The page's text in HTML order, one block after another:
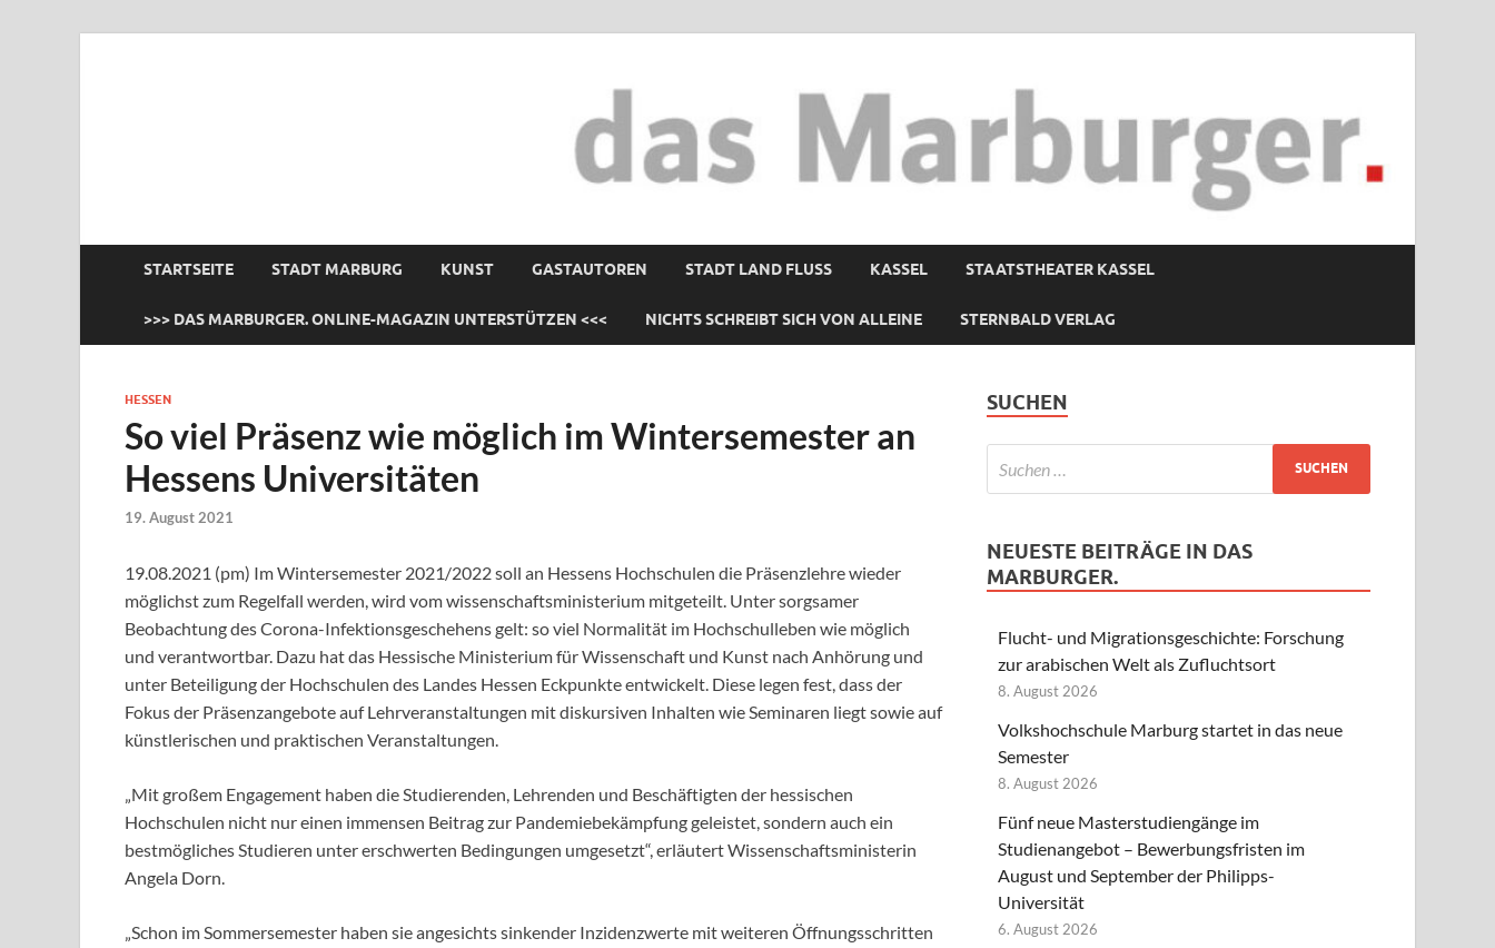
STARTSEITE STADT MARBURG KUNST GASTAUTOREN STADT LAND FLUSS KASSEL STAATSTHEATER KASSEL
>>> DAS MARBURGER. ONLINE-MAGAZIN UNTERSTÜTZEN <<< NICHTS SCHREIBT SICH VON ALLEINE STERNBALD VERLAG
HESSEN
So viel Präsenz wie möglich im Wintersemester an
Hessens Universitäten
19. August 2021
19.08.2021 (pm) Im Wintersemester 2021/2022 soll an Hessens Hochschulen die Präsenzlehre wieder
möglichst zum Regelfall werden, wird vom wissenschaftsministerium mitgeteilt. Unter sorgsamer
Beobachtung des Corona-Infektionsgeschehens gelt: so viel Normalität im Hochschulleben wie möglich
und verantwortbar. Dazu hat das Hessische Ministerium für Wissenschaft und Kunst nach Anhörung und
unter Beteiligung der Hochschulen des Landes Hessen Eckpunkte entwickelt. Diese legen fest, dass der
Fokus der Präsenzangebote auf Lehrveranstaltungen mit diskursiven Inhalten wie Seminaren liegt sowie auf
künstlerischen und praktischen Veranstaltungen.
„Mit großem Engagement haben die Studierenden, Lehrenden und Beschäftigten der hessischen
Hochschulen nicht nur einen immensen Beitrag zur Pandemiebekämpfung geleistet, sondern auch ein
bestmögliches Studieren unter erschwerten Bedingungen umgesetzt“, erläutert Wissenschaftsministerin
Angela Dorn.
„Schon im Sommersemester haben sie angesichts sinkender Inzidenzwerte mit weiteren Öffnungsschritten
SUCHEN
NEUESTE BEITRÄGE IN DAS
MARBURGER.
Flucht- und Migrationsgeschichte: Forschung
zur arabischen Welt als Zufluchtsort
8. August 2026
Volkshochschule Marburg startet in das neue
Semester
8. August 2026
Fünf neue Masterstudiengänge im
Studienangebot – Bewerbungsfristen im
August und September der Philipps-
Universität
6. August 2026